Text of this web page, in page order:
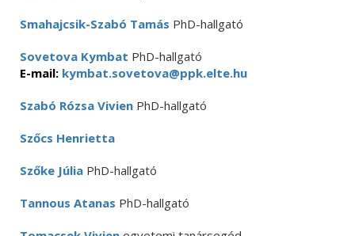
Smahajcsik-Szabó Tamás PhD-hallgató
Sovetova Kymbat PhD-hallgató
E-mail: kymbat.sovetova@ppk.elte.hu
Szabó Rózsa Vivien PhD-hallgató
Szőcs Henrietta
Szőke Júlia PhD-hallgató
Tannous Atanas PhD-hallgató